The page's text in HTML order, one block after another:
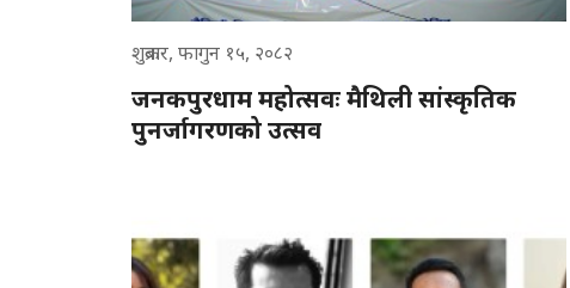
शुक्रबार, फागुन १५, २०८२
जनकपुरधाम महोत्सवः मैथिली सांस्कृतिक
पुनर्जागरणको उत्सव